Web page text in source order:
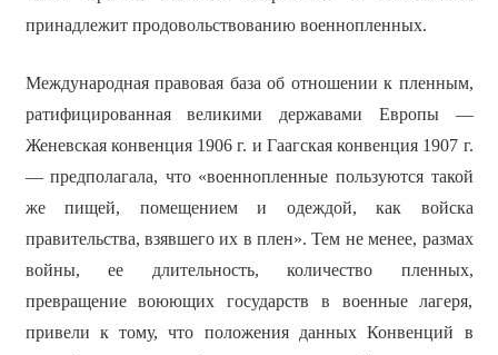
принадлежит продовольствованию военнопленных.
Международная правовая база об отношении к пленным,
ратифицированная великими державами Европы —
Женевская конвенция 1906 г. и Гаагская конвенция 1907 г.
— предполагала, что «военнопленные пользуются такой
же пищей, помещением и одеждой, как войска
правительства, взявшего их в плен». Тем не менее, размах
войны, ее длительность, количество пленных,
превращение воюющих государств в военные лагеря,
привели к тому, что положения данных Конвенций в